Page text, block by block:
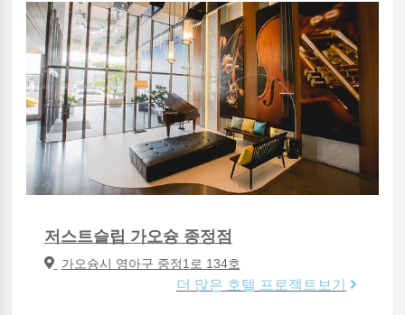
저스트슬립 가오슝 종정점
가오슝시 영아구 중정1로 134호
더 많은 호텔 프로젝트보기